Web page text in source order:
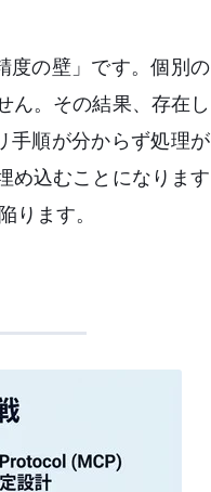
度の壁」です。個別の
ん。その結果、存在し
手順が分からず処理が
め込むことになります
ります。